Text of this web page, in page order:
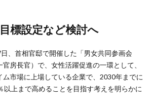
目標設定など検討へ
、首相官邸で開催した「男女共同参画会
房長官）で、女性活躍促進の一環として、
市場に上場している企業で、2030年までに
以上まで高めることを目指す考えを明らかに